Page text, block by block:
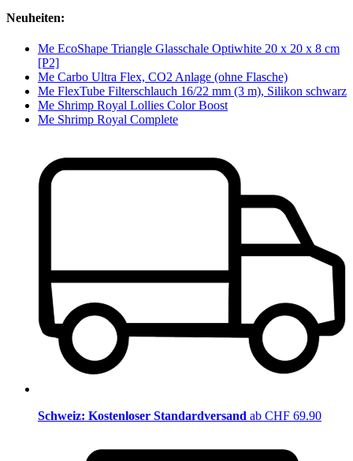
Neuheiten:
Me EcoShape Triangle Glasschale Optiwhite 20 x 20 x 8 cm
[P2]
Me Carbo Ultra Flex, CO2 Anlage (ohne Flasche)
Me FlexTube Filterschlauch 16/22 mm (3 m), Silikon schwarz
Me Shrimp Royal Lollies Color Boost
Me Shrimp Royal Complete
Schweiz: Kostenloser Standardversand ab CHF 69.90